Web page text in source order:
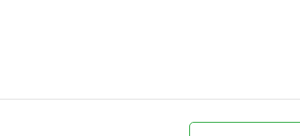
ПРЕДПРИЯТИЯ ЛПК